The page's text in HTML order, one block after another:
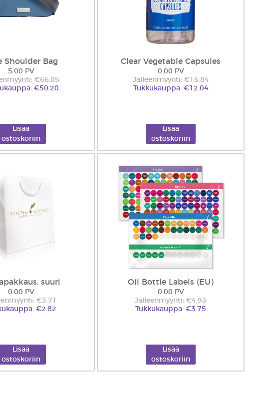
Shoulder Bag
5.00 PV
€66.05
€50.20
Lisää
ostoskoriin
Clear Vegetable Capsules
0.00 PV
Jälleenmyynti: €15.84
Tukkukauppa: €12.04
Lisää
ostoskoriin
suuri
0.00 PV
€3.71
€2.82
Lisää
ostoskoriin
Oil Bottle Labels (EU)
0.00 PV
Jälleenmyynti: €4.93
Tukkukauppa: €3.75
Lisää
ostoskoriin